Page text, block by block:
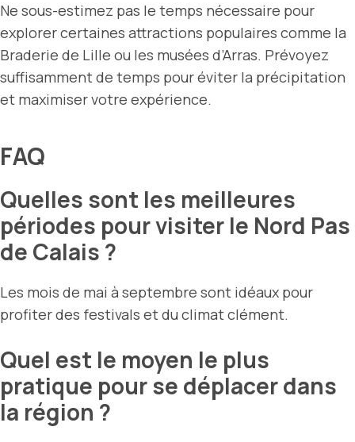
Ne sous-estimez pas le temps nécessaire pour
explorer certaines attractions populaires comme la
Braderie de Lille ou les musées d’Arras. Prévoyez
suffisamment de temps pour éviter la précipitation
et maximiser votre expérience.
FAQ
Quelles sont les meilleures
périodes pour visiter le Nord Pas
de Calais ?
Les mois de mai à septembre sont idéaux pour
profiter des festivals et du climat clément.
Quel est le moyen le plus
pratique pour se déplacer dans
la région ?